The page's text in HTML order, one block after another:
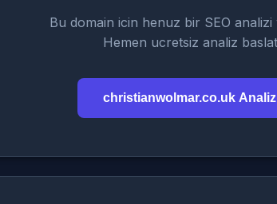
Bu domain icin henuz bir SEO analizi
Hemen ucretsiz analiz
christianwolmar.co.uk